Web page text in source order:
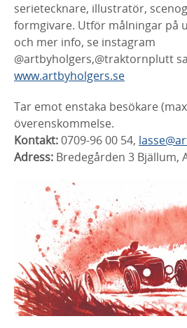
serietecknare, illustratör,
formgivare. Utför målningar på
och mer info, se instagram
@artbyholgers,@traktornplutt
www.artbyholgers.se
Tar emot enstaka besökare
överenskommelse.
Kontakt:0709-96 00 54,
Adress: Bredegården 3 Bjällum,